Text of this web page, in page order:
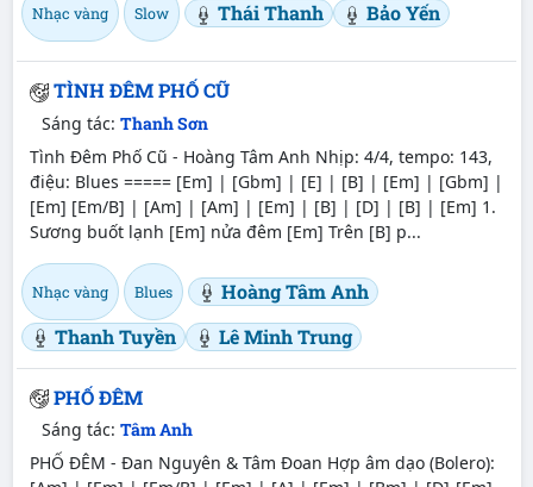
Nhạc vàng Slow Thái Thanh Bảo Yến
TÌNH ĐÊM PHỐ CŨ
Sáng tác: Thanh Sơn
Tình Đêm Phố Cũ - Hoàng Tâm Anh Nhịp: 4/4, tempo: 143,
điệu: Blues ===== [Em] | [Gbm] | [E] | [B] | [Em] | [Gbm] |
[Em] [Em/B] | [Am] | [Am] | [Em] | [B] | [D] | [B] | [Em] 1.
Sương buốt lạnh [Em] nửa đêm [Em] Trên [B] p...
Nhạc vàng Blues
Hoàng Tâm Anh
Thanh Tuyền
Lê Minh Trung
PHỐ ĐÊM
Sáng tác: Tâm Anh
PHỐ ĐÊM - Đan Nguyên & Tâm Đoan Hợp âm dạo (Bolero):